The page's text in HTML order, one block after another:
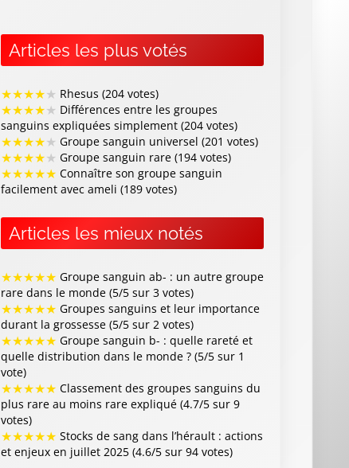
Articles les plus votés
★★★★★ Rhesus (204 votes)
★★★★★ Différences entre les groupes
sanguins expliquées simplement (204 votes)
★★★★★ Groupe sanguin universel (201 votes)
★★★★★ Groupe sanguin rare (194 votes)
★★★★★ Connaître son groupe sanguin
facilement avec ameli (189 votes)
Articles les mieux notés
★★★★★ Groupe sanguin ab- : un autre groupe
rare dans le monde (5/5 sur 3 votes)
★★★★★ Groupes sanguins et leur importance
durant la grossesse (5/5 sur 2 votes)
★★★★★ Groupe sanguin b- : quelle rareté et
quelle distribution dans le monde ? (5/5 sur 1
vote)
★★★★★ Classement des groupes sanguins du
plus rare au moins rare expliqué (4.7/5 sur 9
votes)
★★★★★ Stocks de sang dans l’hérault : actions
et enjeux en juillet 2025 (4.6/5 sur 94 votes)